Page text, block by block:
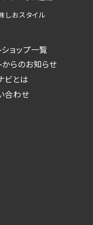
しおスタイル
ショップ一覧
からのお知らせ
ビとは
合わせ